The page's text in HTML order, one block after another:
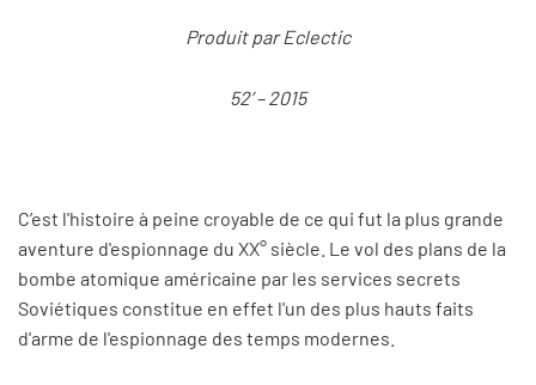
Produit par Eclectic
52’ – 2015
C’est l'histoire à peine croyable de ce qui fut la plus grande
aventure d'espionnage du XX° siècle. Le vol des plans de la
bombe atomique américaine par les services secrets
Soviétiques constitue en effet l'un des plus hauts faits
d'arme de l'espionnage des temps modernes.